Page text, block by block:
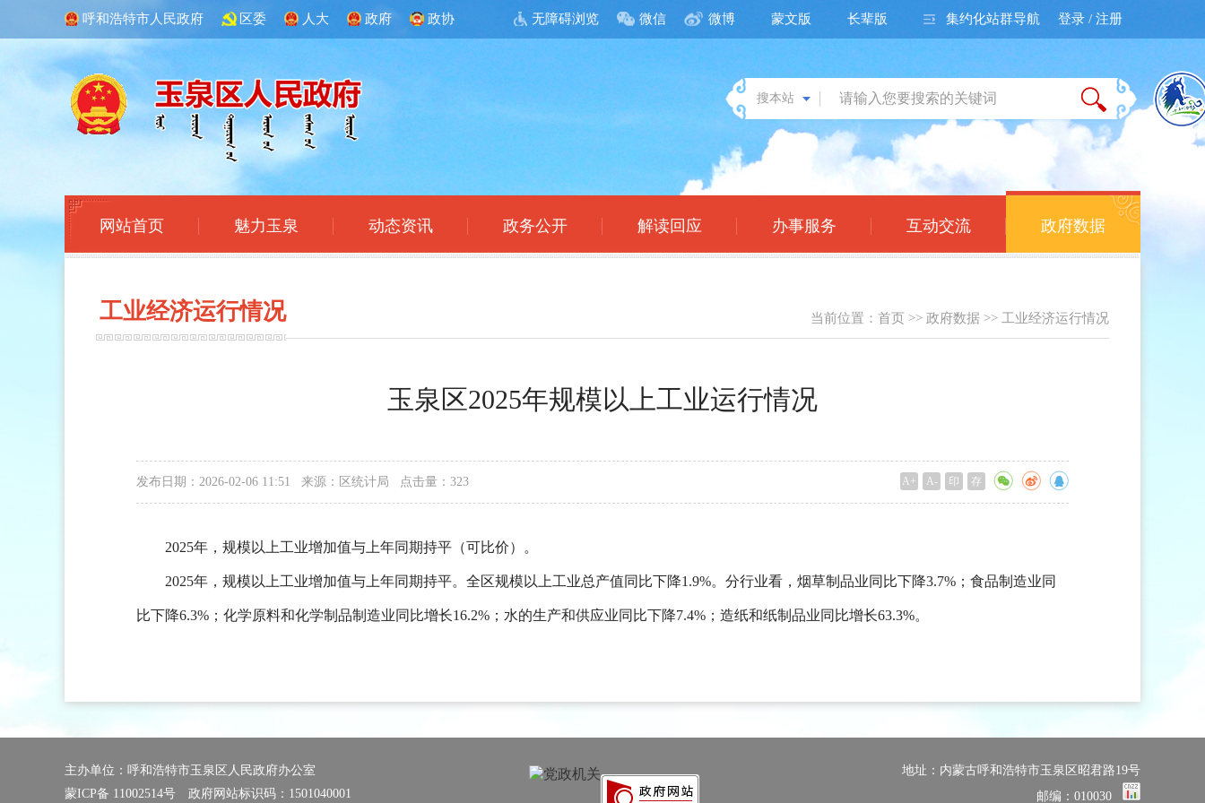
呼和浩特市人民政府 区委 人大 政府 政协 无障碍浏览 微信 微博 蒙文版 长辈版 集约化站群导航 登录 / 注册
搜本站
网站首页 魅力玉泉 动态资讯 政务公开 解读回应 办事服务 互动交流 政府数据
工业经济运行情况 当前位置： 首页 >> 政府数据 >> 工业经济运行情况
玉泉区2025年规模以上工业运行情况
发布日期：2026-02-06 11:51 来源：区统计局 点击量：323 A+ A- 印 存
2025年，规模以上工业增加值与上年同期持平（可比价）。
2025年，规模以上工业增加值与上年同期持平。全区规模以上工业总产值同比下降1.9%。分行业看，烟草制品业同比下降3.7%；食品制造业同
比下降6.3%；化学原料和化学制品制造业同比增长16.2%；水的生产和供应业同比下降7.4%；造纸和纸制品业同比增长63.3%。
主办单位：呼和浩特市玉泉区人民政府办公室
蒙ICP备 11002514号 政府网站标识码：1501040001
地址：内蒙古呼和浩特市玉泉区昭君路19号
邮编：010030